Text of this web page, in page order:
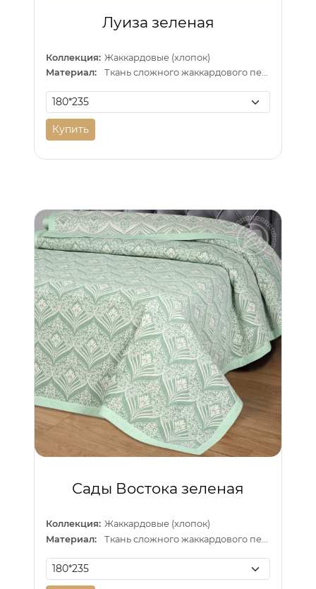
Луиза зеленая
Коллекция: Жаккардовые (хлопок)
Материал:
Ткань сложного жаккардового переплетения внутри п/э нитка
Купить
Сады Востока зеленая
Коллекция: Жаккардовые (хлопок)
Материал: